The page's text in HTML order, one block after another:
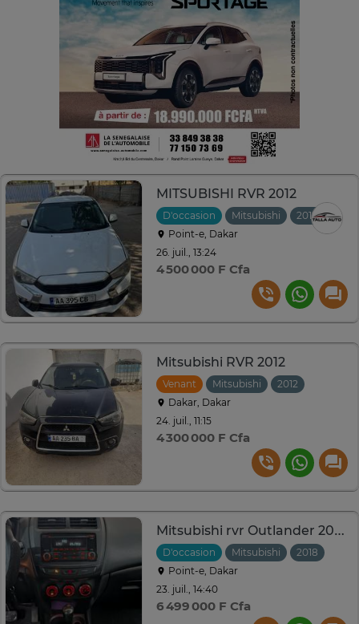
MITSUBISHI RVR 2012
D'occasion Mitsubishi 2012
Point-e, Dakar
26. juil., 13:24
4 500 000 F Cfa
Mitsubishi RVR 2012
Venant Mitsubishi 2012
Dakar, Dakar
24. juil., 11:15
4 300 000 F Cfa
Mitsubishi rvr Outlander 2018 venant
D'occasion Mitsubishi 2018
Point-e, Dakar
23. juil., 14:40
6 499 000 F Cfa